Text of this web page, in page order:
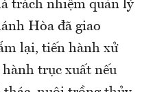
trách nhiệm quản lý
Hòa đã giao
lại, tiến hành xử
trục xuất nếu